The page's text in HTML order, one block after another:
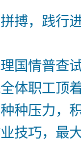
搏，践行
国情普查
体职工顶
种压力，
技巧，最